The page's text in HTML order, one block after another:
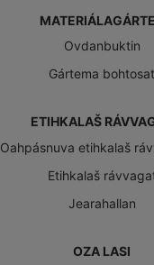
Ovdanbuktin
Gártema bohtosat
ETIHKALAŠ
Oahpásnuva etihkalaš
Etihkalaš
Jearahallan
OZA LASI